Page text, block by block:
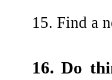
15. Find a
16. Do